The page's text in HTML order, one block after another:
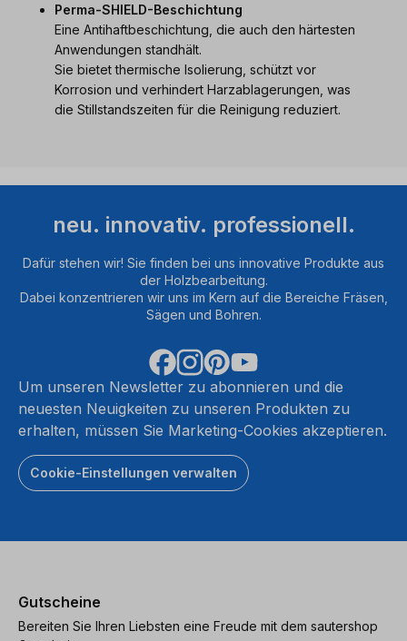
Perma-SHIELD-Beschichtung
Eine Antihaftbeschichtung, die auch den härtesten
Anwendungen standhält.
Sie bietet thermische Isolierung, schützt vor
Korrosion und verhindert Harzablagerungen, was
die Stillstandszeiten für die Reinigung reduziert.
neu. innovativ. professionell.
Dafür stehen wir! Sie finden bei uns innovative Produkte aus
der Holzbearbeitung.
Dabei konzentrieren wir uns im Kern auf die Bereiche Fräsen,
Sägen und Bohren.
Um unseren Newsletter zu abonnieren und die
neuesten Neuigkeiten zu unseren Produkten zu
erhalten, müssen Sie Marketing-Cookies akzeptieren.
Cookie-Einstellungen verwalten
Gutscheine
Bereiten Sie Ihren Liebsten eine Freude mit dem sautershop